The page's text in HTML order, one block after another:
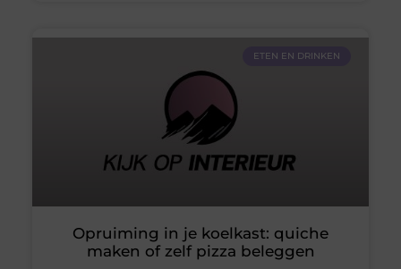
ETEN EN DRINKEN
Opruiming in je koelkast: quiche
maken of zelf pizza beleggen